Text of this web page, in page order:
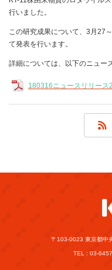
行いました。
この研究成果について、3月27
て発表を行います。
詳細については、以下のニュー
180316ニュースリリース
〒103-0023 東京都中
TEL : 03-